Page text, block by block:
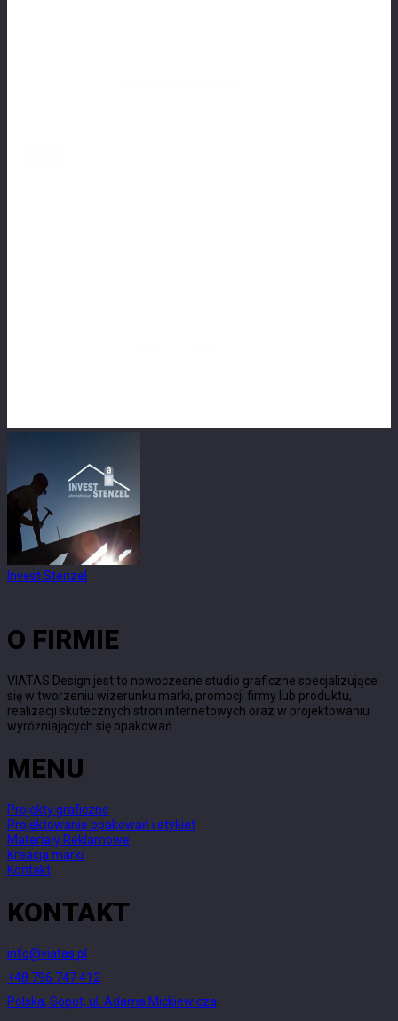
Invest Stenzel
O FIRMIE
VIATAS Design jest to nowoczesne studio graficzne specjalizujące
się w tworzeniu wizerunku marki, promocji firmy lub produktu,
realizacji skutecznych stron internetowych oraz w projektowaniu
wyróżniających się opakowań.
MENU
Projekty graficzne
Projektowanie opakowań i etykiet
Materiały Reklamowe
Kreacja marki
Kontakt
KONTAKT
info@viatas.pl
+48 796 747 412
Polska, Sopot, ul. Adama Mickiewicza